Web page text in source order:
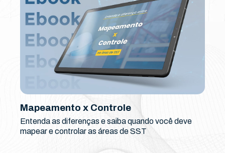
Mapeamento x Controle
Entenda as diferenças e saiba quando você deve
mapear e controlar as áreas de SST